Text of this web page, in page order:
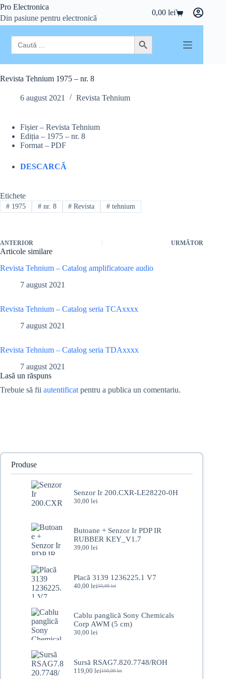
Sari
conținut
Pro Electronica
Din pasiune pentru electronică
Coș
de
cumpărături
0,00lei
Search
for:
Search Button
Revista Tehnium 1975 – nr. 8
6 august 2021 Revista Tehnium
Fișier – Revista Tehnium
Ediția – 1975 – nr. 8
Format – PDF
DESCARCĂ
Etichete
#1975 #nr. 8 # Revista # tehnium
ANTERIOR URMĂTOR
Articole similare
Revista Tehnium – Catalog amplificatoare audio
7 august 2021
Revista Tehnium – Catalog seria TCAxxxx
7 august 2021
Revista Tehnium – Catalog seria TDAxxxx
7 august 2021
Lasă un răspuns
Trebuie să fii autentificat pentru a publica un comentariu.
Produse
Senzor Ir 200.CXR-LE28220-0H
30,00 lei
Butoane + Senzor Ir PDP IR
RUBBER KEY_V1.7
39,00 lei
Placă 3139 1236225.1 V7
50,00lei
Prețul
fost:
50,00 lei.
40,00 leiPrețul
40,00 lei.
Cablu panglică Sony Chemicals
Corp AWM (5 cm)
30,00 lei
Sursă RSAG7.820.7748/ROH
150,00lei
Prețul
119,00 leiPrețul